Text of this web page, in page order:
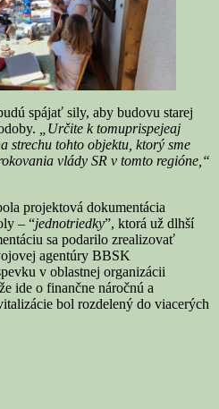
spájať sily, aby budovu starej
„Určite k tomuprispejeaj
strechu tohto objektu, ktorý sme
vlády SR v tomto regióne,“
projektová dokumentácia
– “jednotriedky”, ktorá už dlhší
sa podarilo zrealizovať
agentúry BBSK
v oblastnej organizácii
ide o finančne náročnú a
bol rozdelený do viacerých